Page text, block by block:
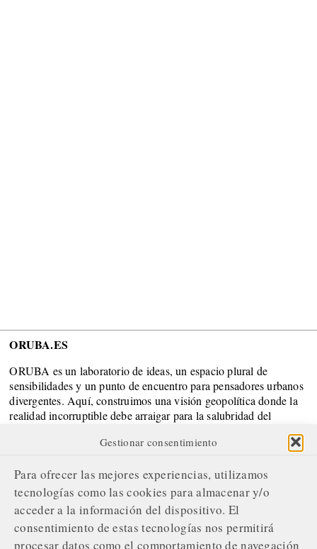
Gestionar consentimiento
Para ofrecer las mejores experiencias, utilizamos
tecnologías como las cookies para almacenar y/o
acceder a la información del dispositivo. El
consentimiento de estas tecnologías nos permitirá
procesar datos como el comportamiento de navegación
ORUBA.ES
ORUBA es un laboratorio de ideas, un espacio plural de
sensibilidades y un punto de encuentro para pensadores urbanos
divergentes. Aquí, construimos una visión geopolítica donde la
realidad incorruptible debe arraigar para la salubridad del
¿Quiénes somos?
Nuestro compromiso editorial
Servicios de gestión publicitaria